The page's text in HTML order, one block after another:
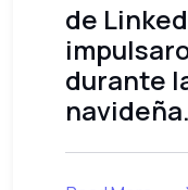
de
durante
navideña.